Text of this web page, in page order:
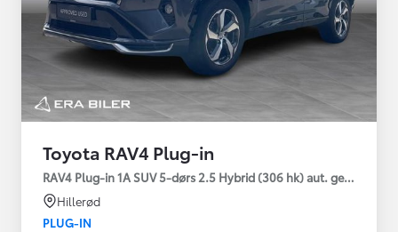
Toyota RAV4 Plug-in
RAV4 Plug-in 1A SUV 5-dørs 2.5 Hybrid (306 hk) aut. gear
Hillerød
PLUG-IN